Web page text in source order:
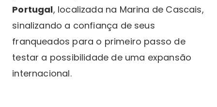
Portugal, localizada na Marina de Cascais,
sinalizando a confiança de seus
franqueados para o primeiro passo de
testar a possibilidade de uma expansão
internacional.